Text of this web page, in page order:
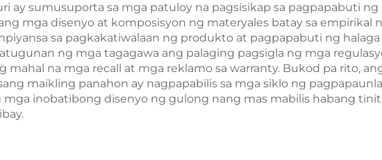
ay sumusuporta sa mga patuloy na pagsisikap sa pagpapabuti
mga disenyo at komposisyon ng materyales batay sa empirikal
sa pagkakatiwalaan ng produkto at pagpapabuti ng
ng mga tagagawa ang palaging pagsigla ng mga
mahal na mga recall at mga reklamo sa warranty. Bukod pa rito,
maikling panahon ay nagpapabilis sa mga siklo ng
mga inobatibong disenyo ng gulong nang mas mabilis habang